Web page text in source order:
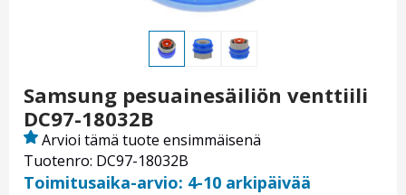
Samsung pesuainesäiliön venttiili
DC97-18032B
Tuotenro: DC97-18032B
Arvioi tämä tuote ensimmäisenä
Toimitusaika-arvio: 4-10 arkipäivää